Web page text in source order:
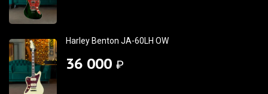
Harley Benton JA-60LH OW
36 000 ₽